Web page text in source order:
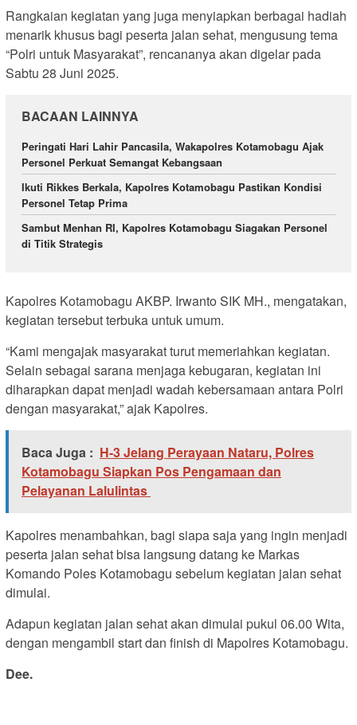
Rangkaian kegiatan yang juga menyiapkan berbagai hadiah
menarik khusus bagi peserta jalan sehat, mengusung tema
“Polri untuk Masyarakat”, rencananya akan digelar pada
Sabtu 28 Juni 2025.
BACAAN LAINNYA
Peringati Hari Lahir Pancasila, Wakapolres Kotamobagu Ajak
Personel Perkuat Semangat Kebangsaan
Ikuti Rikkes Berkala, Kapolres Kotamobagu Pastikan Kondisi
Personel Tetap Prima
Sambut Menhan RI, Kapolres Kotamobagu Siagakan Personel
di Titik Strategis
Kapolres Kotamobagu AKBP. Irwanto SIK MH., mengatakan,
kegiatan tersebut terbuka untuk umum.
“Kami mengajak masyarakat turut memeriahkan kegiatan.
Selain sebagai sarana menjaga kebugaran, kegiatan ini
diharapkan dapat menjadi wadah kebersamaan antara Polri
dengan masyarakat,” ajak Kapolres.
Baca Juga : H-3 Jelang Perayaan Nataru, Polres
Kotamobagu Siapkan Pos Pengamaan dan
Pelayanan Lalulintas
Kapolres menambahkan, bagi siapa saja yang ingin menjadi
peserta jalan sehat bisa langsung datang ke Markas
Komando Poles Kotamobagu sebelum kegiatan jalan sehat
dimulai.
Adapun kegiatan jalan sehat akan dimulai pukul 06.00 Wita,
dengan mengambil start dan finish di Mapolres Kotamobagu.
Dee.